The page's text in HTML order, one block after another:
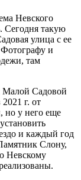
Невского
Сегодня такую
улица с ее
и
там
Малой Садовой
г. от
но у него еще
и каждый год
Слону,
Невскому